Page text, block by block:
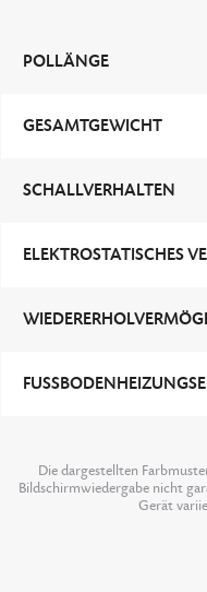
POLLÄNGE
GESAMTGEWICHT
SCHALLVERHALTEN
ELEKTROSTATISCHES
Die dargestellten
Bildschirmwiedergabe nicht
Gerät